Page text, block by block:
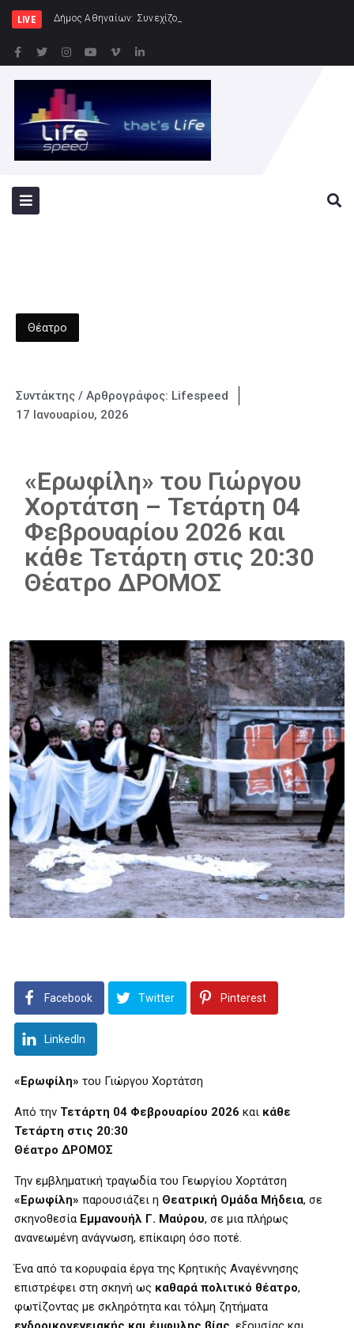
LIVE Δήμος Αθηναίων: Συνεχίζονται οι εντατικοί έλεγχοι τη
Θέατρο
Συντάκτης / Αρθρογράφος: Lifespeed
17 Ιανουαρίου, 2026
«Ερωφίλη» του Γιώργου
Χορτάτση – Τετάρτη 04
Φεβρουαρίου 2026 και
κάθε Τετάρτη στις 20:30
Θέατρο ΔΡΟΜΟΣ
Facebook Twitter Pinterest
LinkedIn
«Ερωφίλη» του Γιώργου Χορτάτση
Από την Τετάρτη 04 Φεβρουαρίου 2026 και κάθε
Τετάρτη στις 20:30
Θέατρο ΔΡΟΜΟΣ
Την εμβληματική τραγωδία του Γεωργίου Χορτάτση
«Ερωφίλη» παρουσιάζει η Θεατρική Ομάδα Μήδεια, σε
σκηνοθεσία Εμμανουήλ Γ. Μαύρου, σε μια πλήρως
ανανεωμένη ανάγνωση, επίκαιρη όσο ποτέ.
Ένα από τα κορυφαία έργα της Κρητικής Αναγέννησης
επιστρέφει στη σκηνή ως καθαρά πολιτικό θέατρο,
φωτίζοντας με σκληρότητα και τόλμη ζητήματα